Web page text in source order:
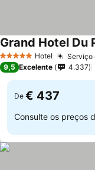
5 Estrelas Hotel Serviço
Grand Hotel Du
9,5 Excelente 4.337
De € 437
Consulte os preços